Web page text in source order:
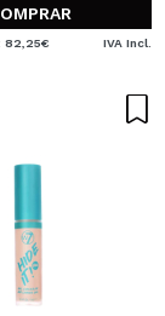
82,25€ IVA Incl.